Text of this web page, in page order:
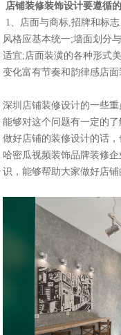
店铺装修装饰设计要遵循
1、店面与商标,招牌和
风格应基本统一;墙面划分与
适宜;店面装潢的各种形式
变化富有节奏和韵律感店面装潢
深圳店铺装修设计的一些重
能够对这个问题有一定的了
做好店铺的装修设计的话
哈密瓜视频装饰品牌装修企业
识，能够帮助大家做好店铺